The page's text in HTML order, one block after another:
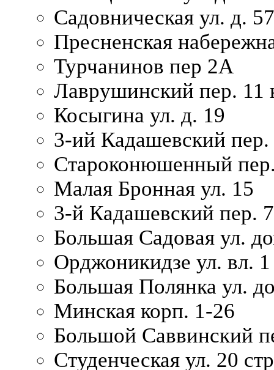
Садовническая ул. д.
Пресненская
Турчанинов пер 2А
Лаврушинский пер. 11
Косыгина ул. д. 19
3-ий Кадашевский пер.
Староконюшенный
Малая Бронная ул. 15
3-й Кадашевский пер.
Большая Садовая ул.
Орджоникидзе ул. вл. 1
Большая Полянка ул.
Минская корп. 1-26
Большой Саввинский
Студенческая ул. 20